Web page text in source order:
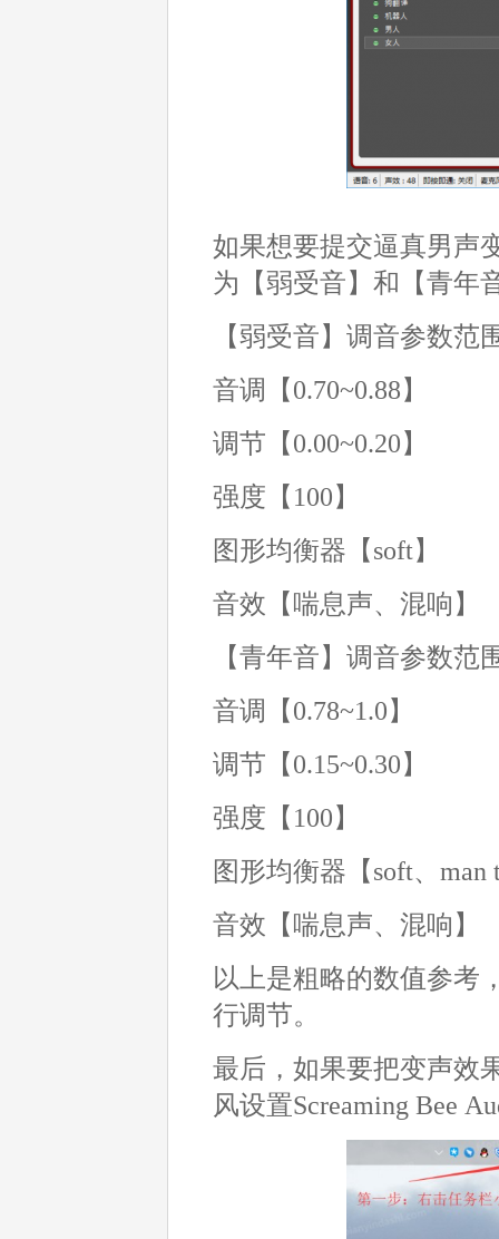
如果想要提交逼真男声
为【弱受音】和【青年
【弱受音】调音参数范
音调【0.70~0.88】
调节【0.00~0.20】
强度【100】
图形均衡器【soft】
音效【喘息声、混响】
【青年音】调音参数范
音调【0.78~1.0】
调节【0.15~0.30】
强度【100】
图形均衡器【soft、man
音效【喘息声、混响】
以上是粗略的数值参考
行调节。
最后，如果要把变声效
风设置Screaming Bee